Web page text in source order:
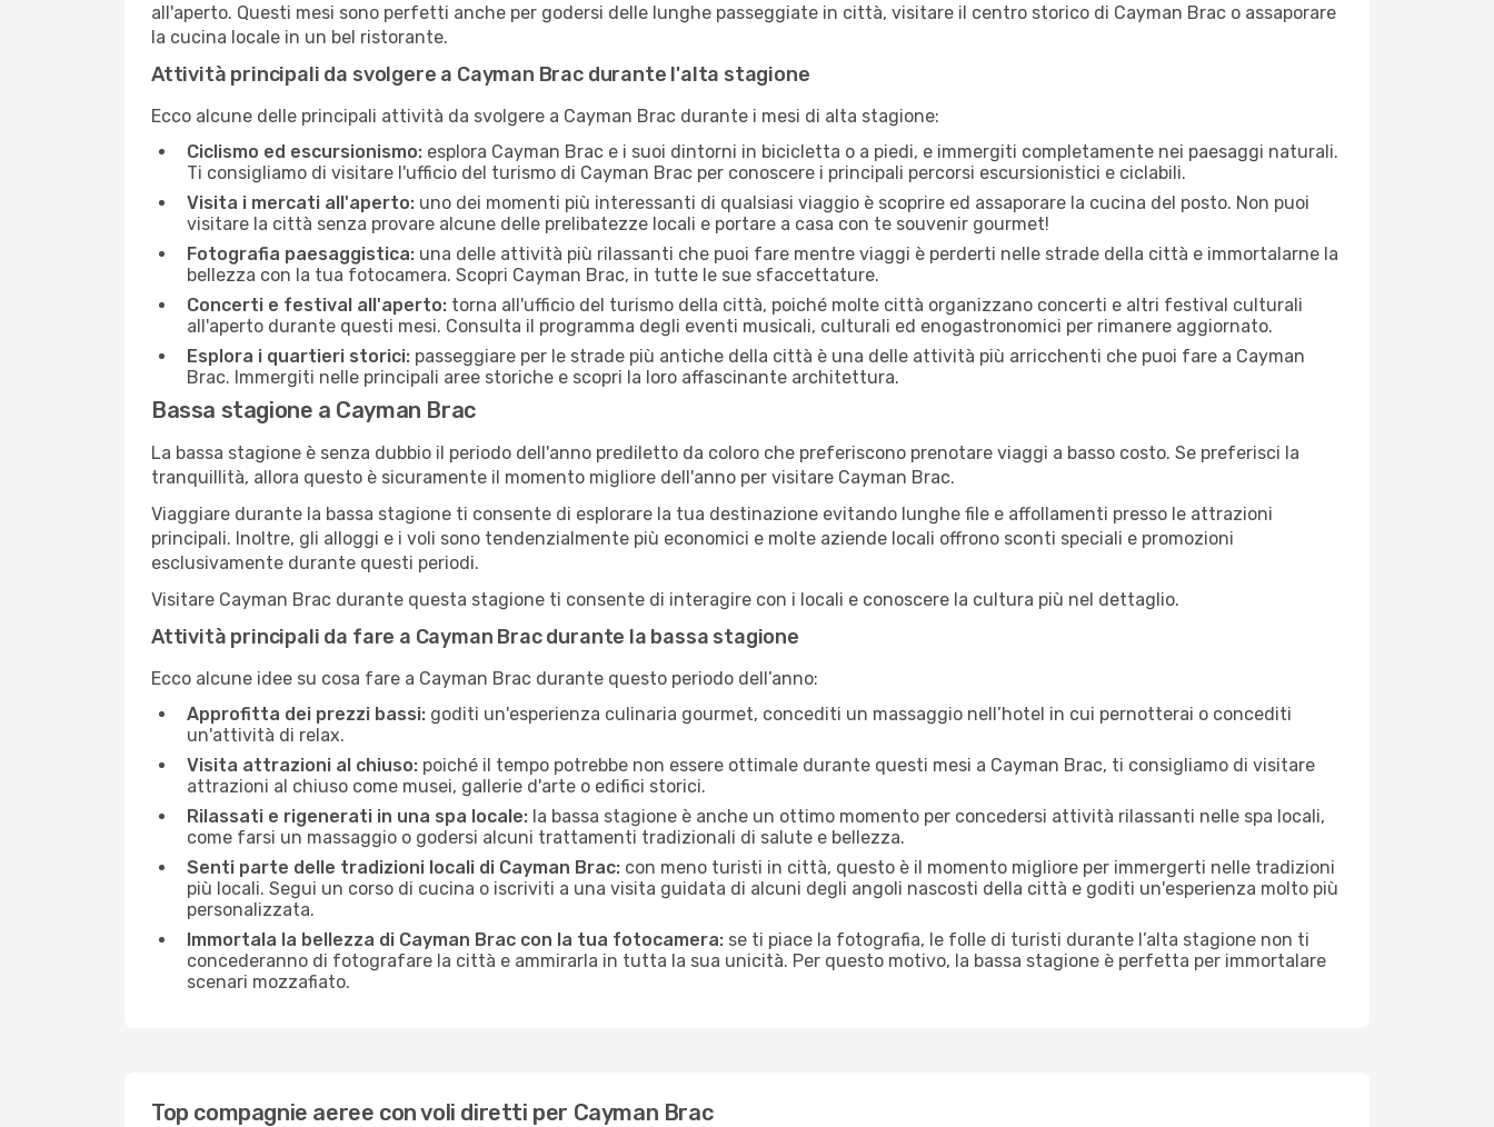
all'aperto. Questi mesi sono perfetti anche per godersi delle lunghe passeggiate in città, visitare il centro storico di Cayman Brac o assaporare
la cucina locale in un bel ristorante.
Attività principali da svolgere a Cayman Brac durante l'alta stagione
Ecco alcune delle principali attività da svolgere a Cayman Brac durante i mesi di alta stagione:
Ciclismo ed escursionismo: esplora Cayman Brac e i suoi dintorni in bicicletta o a piedi, e immergiti completamente nei paesaggi naturali.
Ti consigliamo di visitare l'ufficio del turismo di Cayman Brac per conoscere i principali percorsi escursionistici e ciclabili.
Visita i mercati all'aperto: uno dei momenti più interessanti di qualsiasi viaggio è scoprire ed assaporare la cucina del posto. Non puoi
visitare la città senza provare alcune delle prelibatezze locali e portare a casa con te souvenir gourmet!
Fotografia paesaggistica: una delle attività più rilassanti che puoi fare mentre viaggi è perderti nelle strade della città e immortalarne la
bellezza con la tua fotocamera. Scopri Cayman Brac, in tutte le sue sfaccettature.
Concerti e festival all'aperto: torna all'ufficio del turismo della città, poiché molte città organizzano concerti e altri festival culturali
all'aperto durante questi mesi. Consulta il programma degli eventi musicali, culturali ed enogastronomici per rimanere aggiornato.
Esplora i quartieri storici: passeggiare per le strade più antiche della città è una delle attività più arricchenti che puoi fare a Cayman
Brac. Immergiti nelle principali aree storiche e scopri la loro affascinante architettura.
Bassa stagione a Cayman Brac
La bassa stagione è senza dubbio il periodo dell'anno prediletto da coloro che preferiscono prenotare viaggi a basso costo. Se preferisci la
tranquillità, allora questo è sicuramente il momento migliore dell'anno per visitare Cayman Brac.
Viaggiare durante la bassa stagione ti consente di esplorare la tua destinazione evitando lunghe file e affollamenti presso le attrazioni
principali. Inoltre, gli alloggi e i voli sono tendenzialmente più economici e molte aziende locali offrono sconti speciali e promozioni
esclusivamente durante questi periodi.
Visitare Cayman Brac durante questa stagione ti consente di interagire con i locali e conoscere la cultura più nel dettaglio.
Attività principali da fare a Cayman Brac durante la bassa stagione
Ecco alcune idee su cosa fare a Cayman Brac durante questo periodo dell’anno:
Approfitta dei prezzi bassi: goditi un'esperienza culinaria gourmet, concediti un massaggio nell’hotel in cui pernotterai o concediti
un'attività di relax.
Visita attrazioni al chiuso: poiché il tempo potrebbe non essere ottimale durante questi mesi a Cayman Brac, ti consigliamo di visitare
attrazioni al chiuso come musei, gallerie d'arte o edifici storici.
Rilassati e rigenerati in una spa locale: la bassa stagione è anche un ottimo momento per concedersi attività rilassanti nelle spa locali,
come farsi un massaggio o godersi alcuni trattamenti tradizionali di salute e bellezza.
Senti parte delle tradizioni locali di Cayman Brac: con meno turisti in città, questo è il momento migliore per immergerti nelle tradizioni
più locali. Segui un corso di cucina o iscriviti a una visita guidata di alcuni degli angoli nascosti della città e goditi un'esperienza molto più
personalizzata.
Immortala la bellezza di Cayman Brac con la tua fotocamera: se ti piace la fotografia, le folle di turisti durante l’alta stagione non ti
concederanno di fotografare la città e ammirarla in tutta la sua unicità. Per questo motivo, la bassa stagione è perfetta per immortalare
scenari mozzafiato.
Top compagnie aeree con voli diretti per Cayman Brac